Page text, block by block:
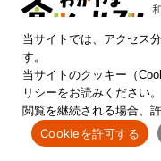
和歌山県 農林水産部 農
〒640-8585 和歌山市
当サイトでは、アクセス
す。
当サイトのクッキー（
リシーをお読みください。
閲覧を継続される場合、
Cookieを許可する